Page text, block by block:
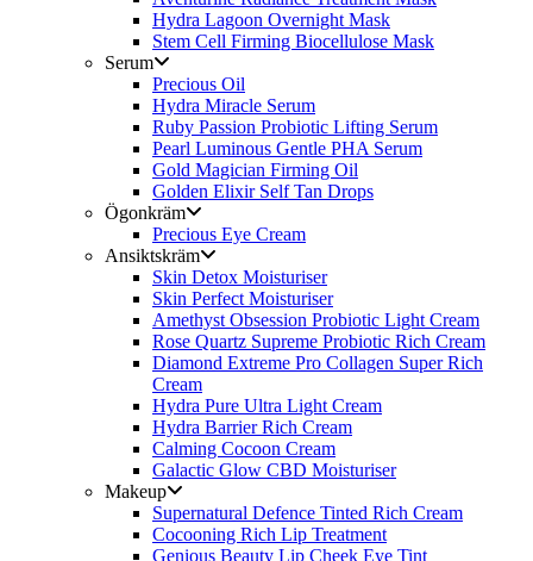
Hydra Lagoon Overnight Mask
Stem Cell Firming Biocellulose Mask
Serum
Precious Oil
Hydra Miracle Serum
Ruby Passion Probiotic Lifting Serum
Pearl Luminous Gentle PHA Serum
Gold Magician Firming Oil
Golden Elixir Self Tan Drops
Ögonkräm
Precious Eye Cream
Ansiktskräm
Skin Detox Moisturiser
Skin Perfect Moisturiser
Amethyst Obsession Probiotic Light Cream
Rose Quartz Supreme Probiotic Rich Cream
Diamond Extreme Pro Collagen Super Rich
Cream
Hydra Pure Ultra Light Cream
Hydra Barrier Rich Cream
Calming Cocoon Cream
Galactic Glow CBD Moisturiser
Makeup
Supernatural Defence Tinted Rich Cream
Cocooning Rich Lip Treatment
Genious Beauty Lip Cheek Eye Tint